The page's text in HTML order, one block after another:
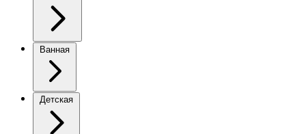
Ванная
Детская